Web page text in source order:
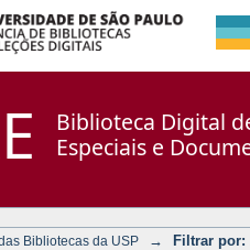
Biblioteca Digital
Especiais e
Bibliotecas da USP → Filtrar por: